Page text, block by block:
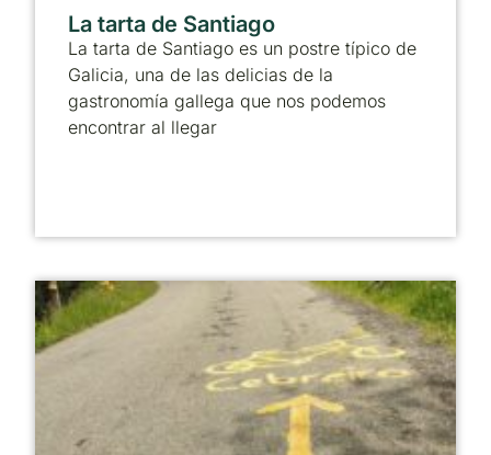
La tarta de Santiago
La tarta de Santiago es un postre típico de
Galicia, una de las delicias de la
gastronomía gallega que nos podemos
encontrar al llegar